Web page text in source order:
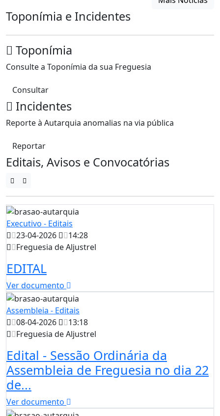
Toponímia e Incidentes
Toponímia
Consulte a Toponímia da sua Freguesia
Consultar
Incidentes
Reporte à Autarquia anomalias na via pública
Reportar
Editais, Avisos e Convocatórias
Executivo - Editais
23-04-2026
14:28
Freguesia de Aljustrel
EDITAL
Ver documento
Assembleia - Editais
08-04-2026
13:18
Freguesia de Aljustrel
Edital - Sessão Ordinária da
Assembleia de Freguesia no dia 22
de...
Ver documento